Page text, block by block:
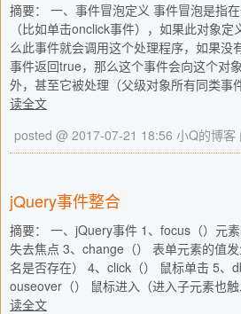
摘要： 一、事件冒泡定义 事件冒泡是指
（比如单击onclick事件），如果此对象
么此事件就会调用这个处理程序，如果没
事件返回true，那么这个事件会向这个对
外，甚至它被处理（父级对象所有同类事
读全文
posted @ 2017-07-21 18:56 小Q的博客
jQuery事件整合
摘要： 一、jQuery事件 1、focus（）元
失去焦点 3、change（） 表单元素的值
名是否存在） 4、click（） 鼠标单击 5、
ouseover（） 鼠标进入（进入子元素也
读全文